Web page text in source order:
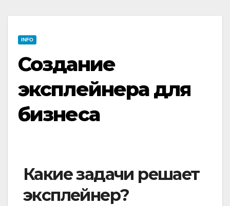
INFO
Создание
эксплейнера для
бизнеса
Какие задачи решает
эксплейнер?